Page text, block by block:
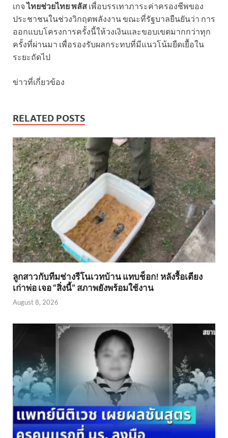
เกจไทยช่วยไทย พลัส เพื่อบรรเทาภาระค่าครองชีพของ
ประชาชนในช่วงวิกฤตพลังงาน ขณะที่รัฐบาลยืนยันว่า การ
ออกแบบโครงการครั้งนี้ให้วงเงินและขอบเขตมากกว่าทุก
ครั้งที่ผ่านมา เพื่อรองรับผลกระทบที่มีแนวโน้มยืดเยื้อใน
ระยะถัดไป
ข่าวที่เกี่ยวข้อง
RELATED POSTS
ลูกสาวกับทีมช่างรีโนเวทบ้าน แทบช็อก! หลังรื้อเตียง
เก่าพ่อ เจอ “สิ่งนี้” สภาพยังพร้อมใช้งาน
August 8, 2026